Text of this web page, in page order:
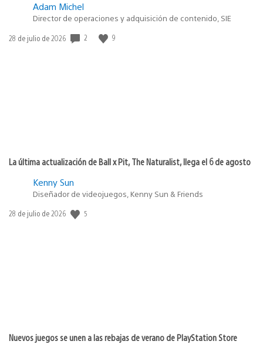
Adam Michel
Director de operaciones y adquisición de contenido, SIE
Fecha
28 de julio de 2026 2 9
La última actualización de Ball x Pit, The Naturalist, llega el 6 de agosto
Kenny Sun
Diseñador de videojuegos, Kenny Sun & Friends
Fecha
28 de julio de 2026 5
Nuevos juegos se unen a las rebajas de verano de PlayStation Store